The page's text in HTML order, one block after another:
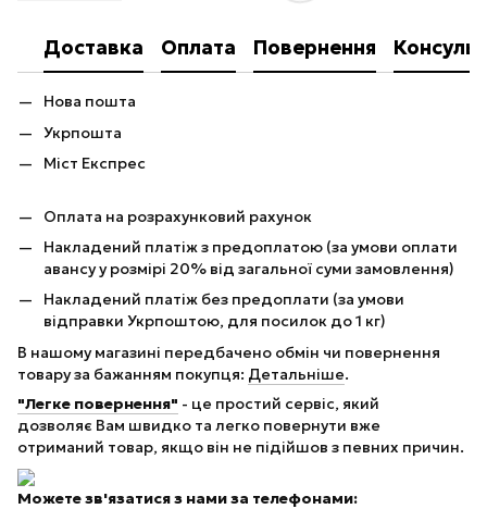
Доставка Оплата Повернення
Нова пошта
Укрпошта
Міст Експрес
Оплата на розрахунковий рахунок
Накладений платіж з предоплатою (за умови оплати
авансу у розмірі 20% від загальної суми замовлення)
Накладений платіж без предоплати (за умови
відправки Укрпоштою, для посилок до 1 кг)
В нашому магазині передбачено обмін чи повернення
товару за бажанням покупця: Детальніше.
"Легке повернення" - це простий сервіс, який
дозволяє Вам швидко та легко повернути вже
отриманий товар, якщо він не підійшов з певних причин.
Можете зв'язатися з нами за телефонами: